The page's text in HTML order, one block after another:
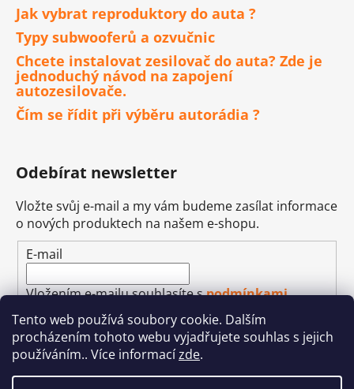
Tento web používá soubory cookie. Dalším
procházením tohoto webu vyjadřujete souhlas s jejich
používáním.. Více informacízde.
Jak vybrat reproduktory do auta ?
Typy subwooferů a ozvučnic
Chcete instalovat zesilovač do auta? Zde je
jednoduchý návod na zapojení
autozesilovače.
Čím se řídit při výběru autorádia ?
Odebírat newsletter
Vložte svůj e-mail a my vám budeme zasílat informace
o nových produktech na našem e-shopu.
E-mail
Vložením e-mailu souhlasíte spodmínkami
ochrany osobních údajů
PŘIHLÁSIT SE